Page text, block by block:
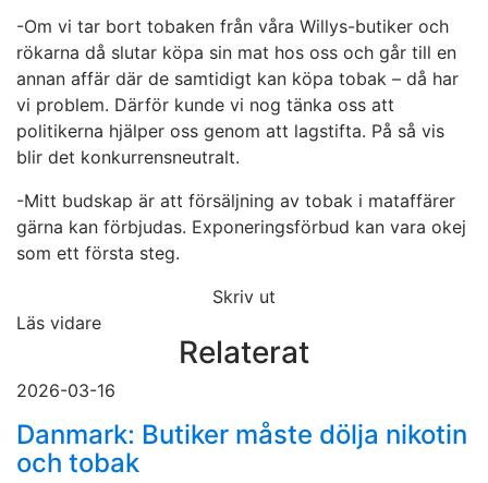
-Om vi tar bort tobaken från våra Willys-butiker och
rökarna då slutar köpa sin mat hos oss och går till en
annan affär där de samtidigt kan köpa tobak – då har
vi problem. Därför kunde vi nog tänka oss att
politikerna hjälper oss genom att lagstifta. På så vis
blir det konkurrensneutralt.
-Mitt budskap är att försäljning av tobak i mataffärer
gärna kan förbjudas. Exponeringsförbud kan vara okej
som ett första steg.
Skriv ut
Läs vidare
Relaterat
2026-03-16
Danmark: Butiker måste dölja nikotin
och tobak